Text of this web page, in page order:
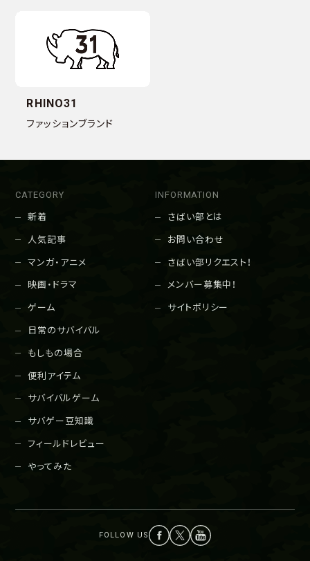
RHINO31
ファッションブランド
CATEGORY
新着
人気記事
マンガ・アニメ
映画・ドラマ
ゲーム
日常のサバイバル
もしもの場合
便利アイテム
サバイバルゲーム
サバゲー豆知識
フィールドレビュー
やってみた
INFORMATION
さばい部とは
お問い合わせ
さばい部リクエスト！
メンバー募集中！
サイトポリシー